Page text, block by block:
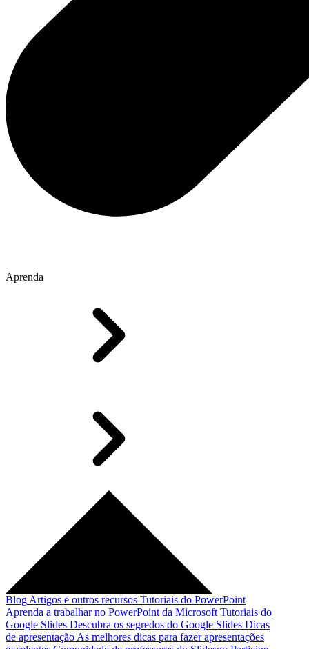
Aprenda
Blog Artigos e outros recursos Tutoriais do PowerPoint
Aprenda a trabalhar no PowerPoint da Microsoft Tutoriais do
Google Slides Descubra os segredos do Google Slides Dicas
de apresentação As melhores dicas para fazer apresentações